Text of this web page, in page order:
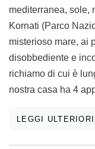
mediterranea, sole,
Kornati (Parco
misterioso mare, ai
disobbediente e
richiamo di cui è
nostra casa ha 4
e 800 metri dal
LEGGI ULTERIORI